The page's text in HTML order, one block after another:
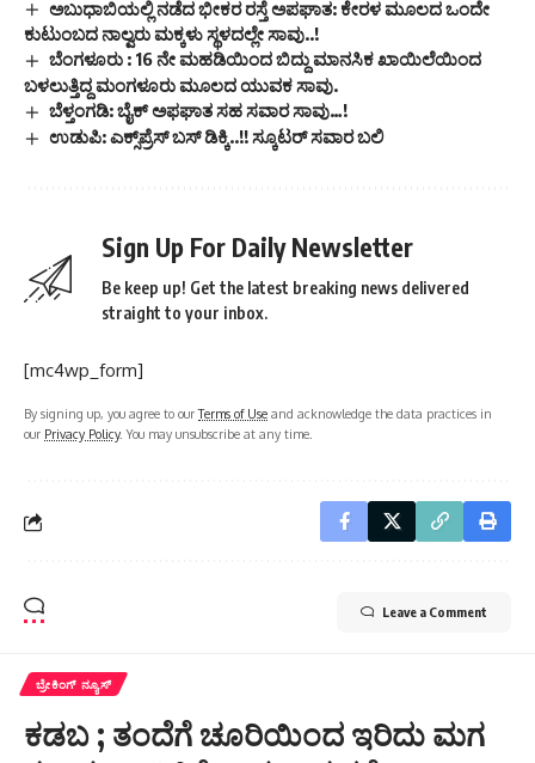
ಅಬುಧಾಬಿಯಲ್ಲಿ ನಡೆದ ಭೀಕರ ರಸ್ತೆ ಅಪಘಾತ: ಕೇರಳ ಮೂಲದ ಒಂದೇ
ಕುಟುಂಬದ ನಾಲ್ವರು ಮಕ್ಕಳು ಸ್ಥಳದಲ್ಲೇ ಸಾವು..!
ಬೆಂಗಳೂರು : 16 ನೇ ಮಹಡಿಯಿಂದ ಬಿದ್ದು ಮಾನಸಿಕ ಖಾಯಿಲೆಯಿಂದ
ಬಳಲುತ್ತಿದ್ದ ಮಂಗಳೂರು ಮೂಲದ ಯುವಕ ಸಾವು.
ಬೆಳ್ತಂಗಡಿ: ಬೈಕ್ ಅಫಘಾತ ಸಹ ಸವಾರ ಸಾವು…!
ಉಡುಪಿ: ಎಕ್ಸ್‌ಪ್ರೆಸ್ ಬಸ್ ಡಿಕ್ಕಿ..!! ಸ್ಕೂಟರ್ ಸವಾರ ಬಲಿ
Sign Up For Daily Newsletter
Be keep up! Get the latest breaking news delivered
straight to your inbox.
[mc4wp_form]
By signing up, you agree to ourTerms of Use and acknowledge the data practices in
our Privacy Policy. You may unsubscribe at any time.
Leave a Comment
ಬ್ರೇಕಿಂಗ್ ನ್ಯೂಸ್
ಕಡಬ ; ತಂದೆಗೆ ಚೂರಿಯಿಂದ ಇರಿದು ಮಗ